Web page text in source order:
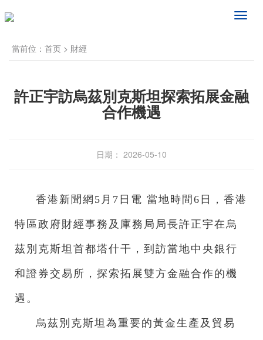
频
當前位： 首页 > 財經
許正宇訪烏茲別克斯坦探索拓展金融
合作機遇
日期： 2026-05-10
香港新聞網5月7日電 當地時間6日，香港
特區政府財經事務及庫務局局長許正宇在烏
茲別克斯坦首都塔什干，到訪當地中央銀行
和證券交易所，探索拓展雙方金融合作的機
遇。
烏茲別克斯坦為重要的黃金生產及貿易